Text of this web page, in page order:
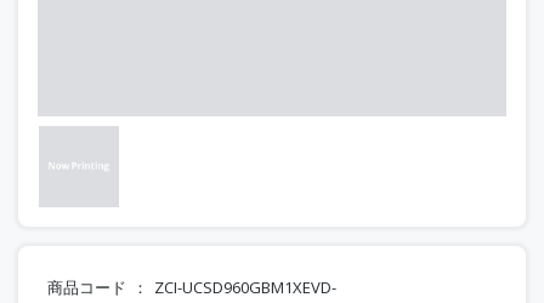
商品コード ZCI-UCSD960GBM1XEVD-